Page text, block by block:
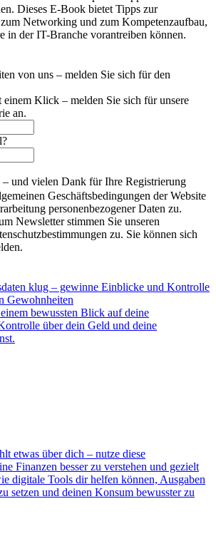
Dieses E-Book bietet Tipps zur
Networking und zum Kompetenzaufbau,
in der IT-Branche vorantreiben können.
von uns – melden Sie sich für den
einem Klick – melden Sie sich für unsere
an.
und vielen Dank für Ihre Registrierung
Geschäftsbedingungen der Website
personenbezogener Daten zu.
Newsletter stimmen Sie unseren
zu. Sie können sich
klug – gewinne Einblicke und Kontrolle
Gewohnheiten
bewussten Blick auf deine
über dein Geld und deine
etwas über dich – nutze diese
Finanzen besser zu verstehen und gezielt
digitale Tools dir helfen können, Ausgaben
setzen und deinen Konsum bewusster zu